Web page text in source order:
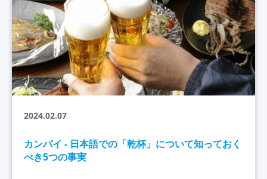
2024.02.07
カンパイ - 日本語での「乾杯」について知っておく
べき5つの事実